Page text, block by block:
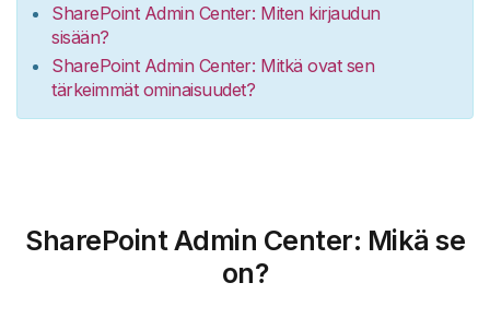
SharePoint Admin Center: Miten kirjaudun
sisään?
SharePoint Admin Center: Mitkä ovat sen
tärkeimmät ominaisuudet?
SharePoint Admin Center: Mikä se
on?